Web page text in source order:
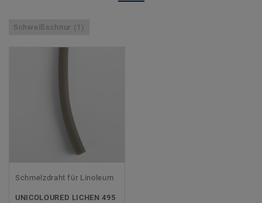
Schweißschnur (1)
Schmelzdraht für Linoleum
UNICOLOURED LICHEN 495